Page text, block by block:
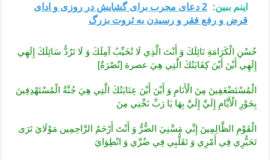
اینم ببین:
2 دعای مجرب برای گشایش در روزی و ادای
قرض و رفع فقر و رسیدن به ثروت بزرگ
حُسْنِ الْكَرَامَةِ نَائِلَكَ وَ أَنْتَ الَّذِي لَا تُخَيِّبُ آمِلَكَ وَ لَا تَرُدُّ سَائِلَكَ إِلَهِي
إِلَهِي أَيْنَ أَيْنَ كِفَايَتُكَ الَّتِي هِيَ عصرة [نُصْرَةُ]
الْمُسْتَضْعَفِينَ مِنَ الْأَنَامِ وَ أَيْنَ أَيْنَ عِنَايَتُكَ الَّتِي هِيَ جُنَّةُ الْمُسْتَهْدِفِينَ
بِجَوْرِ الْأَيَّامِ إِلَيَّ إِلَيَّ بِهَا يَا رَبِّ نَجِّنِي مِنَ
الْقَوْمِ الظَّالِمِينَ‏ إِنِّي‏ مَسَّنِيَ الضُّرُّ وَ أَنْتَ أَرْحَمُ الرَّاحِمِين مَوْلَايَ تَرَى
تَحَيُّرِي فِي أَمْرِي وَ تَقَلُّبِي فِي ضُرِّي وَ انْطِوَايَ